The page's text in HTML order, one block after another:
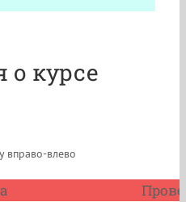
курсе
вправо-влево